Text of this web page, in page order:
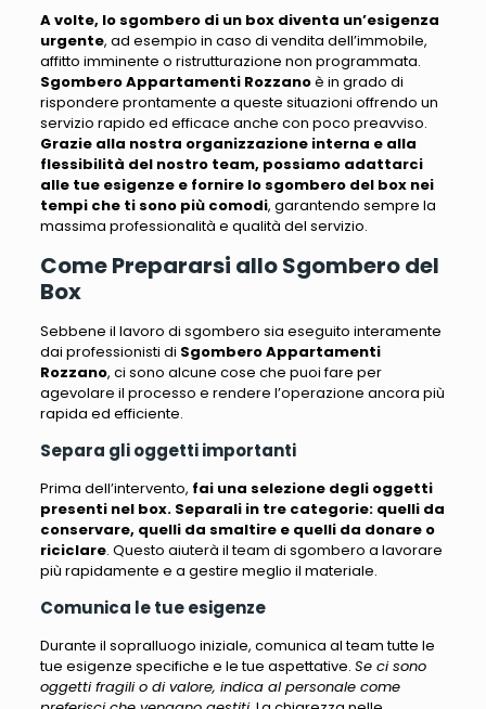
A volte, lo sgombero di un box diventa un’esigenza
urgente, ad esempio in caso di vendita dell’immobile,
affitto imminente o ristrutturazione non programmata.
Sgombero Appartamenti Rozzanoè in grado di
rispondere prontamente a queste situazioni offrendo un
servizio rapido ed efficace anche con poco preavviso.
Grazie alla nostra organizzazione interna e alla
flessibilità del nostro team, possiamo adattarci
alle tue esigenze e fornire lo sgombero del box nei
tempi che ti sono più comodi, garantendo sempre la
massima professionalità e qualità del servizio.
Come Prepararsi allo Sgombero del
Box
Sebbene il lavoro di sgombero sia eseguito interamente
dai professionisti di Sgombero Appartamenti
Rozzano, ci sono alcune cose che puoi fare per
agevolare il processo e rendere l’operazione ancora più
rapida ed efficiente.
Separa gli oggetti importanti
Prima dell’intervento, fai una selezione degli oggetti
presenti nel box. Separali in tre categorie: quelli da
conservare, quelli da smaltire e quelli da donare o
riciclare. Questo aiuterà il team di sgombero a lavorare
più rapidamente e a gestire meglio il materiale.
Comunica le tue esigenze
Durante il sopralluogo iniziale, comunica al team tutte le
tue esigenze specifiche e le tue aspettative. Se ci sono
oggetti fragili o di valore, indica al personale come